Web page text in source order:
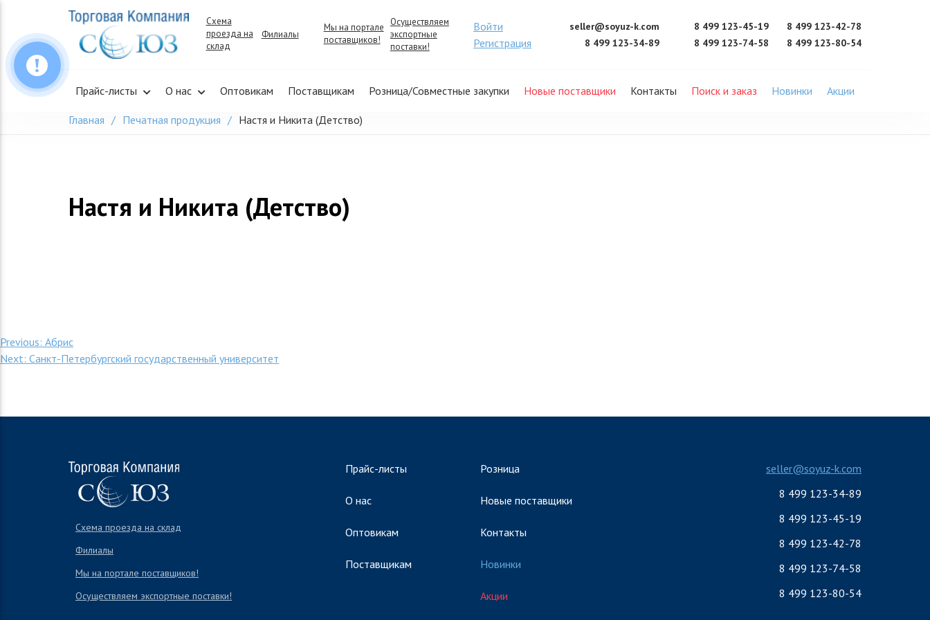
content
Схема
проезда на
склад
Филиалы
Мы на портале
поставщиков!
Осуществляем
экспортные
поставки!
Войти
Регистрация
seller@soyuz-k.com
8 499 123-34-89
8 499 123-45-19
8 499 123-42-78
8 499 123-74-58
8 499 123-80-54
Прайс-листы О нас Оптовикам Поставщикам Розница/Совместные закупки Новые поставщики Контакты Поиск и заказ Новинки Акции
Главная Печатная продукция Настя и Никита (Детство)
Настя и Никита (Детство)
Навигация
записям
Previous: Абрис
Next: Санкт-Петербургский государственный университет
Схема проезда на склад
Филиалы
Мы на портале поставщиков!
Осуществляем экспортные поставки!
Прайс-листы
О нас
Оптовикам
Поставщикам
Розница
Новые поставщики
Контакты
Новинки
Акции
seller@soyuz-k.com
8 499 123-34-89
8 499 123-45-19
8 499 123-42-78
8 499 123-74-58
8 499 123-80-54